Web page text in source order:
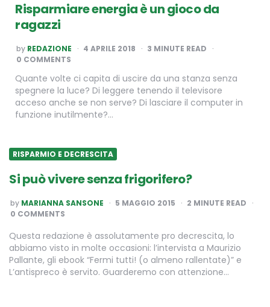
Risparmiare energia è un gioco da
ragazzi
POSTED
BY
by REDAZIONE 4 APRILE 2018 3 MINUTE READ
0 COMMENTS
Quante volte ci capita di uscire da una stanza senza
spegnere la luce? Di leggere tenendo il televisore
acceso anche se non serve? Di lasciare il computer in
funzione inutilmente?…
RISPARMIO E DECRESCITA
Si può vivere senza frigorifero?
POSTED
BY
by MARIANNA SANSONE 5 MAGGIO 2015 2 MINUTE READ
0 COMMENTS
Questa redazione è assolutamente pro decrescita, lo
abbiamo visto in molte occasioni: l’intervista a Maurizio
Pallante, gli ebook “Fermi tutti! (o almeno rallentate)” e
L’antispreco è servito. Guarderemo con attenzione…